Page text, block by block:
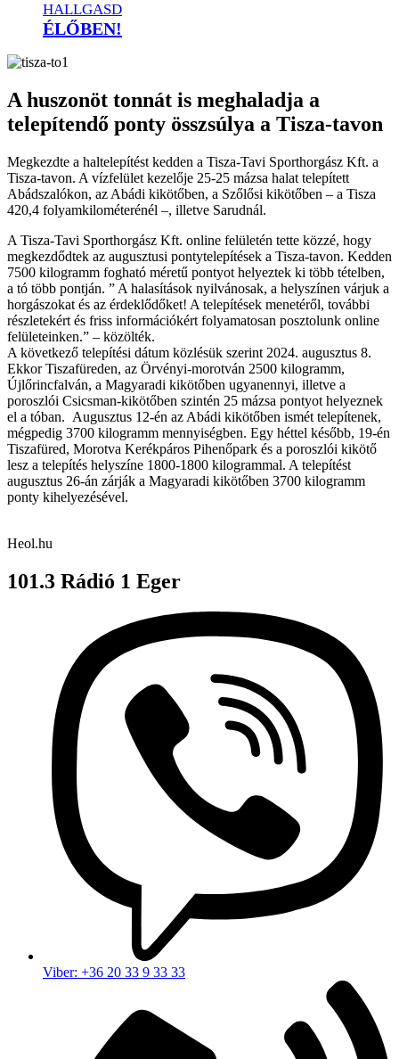
HALLGASD
ÉLŐBEN!
A huszonöt tonnát is meghaladja a
telepítendő ponty összsúlya a Tisza-tavon
Megkezdte a haltelepítést kedden a Tisza-Tavi Sporthorgász Kft. a
Tisza-tavon. A vízfelület kezelője 25-25 mázsa halat telepített
Abádszalókon, az Abádi kikötőben, a Szőlősi kikötőben – a Tisza
420,4 folyamkilométerénél –, illetve Sarudnál.
A Tisza-Tavi Sporthorgász Kft. online felületén tette közzé, hogy
megkezdődtek az augusztusi pontytelepítések a Tisza-tavon. Kedden
7500 kilogramm fogható méretű pontyot helyeztek ki több tételben,
a tó több pontján. ” A halasítások nyilvánosak, a helyszínen várjuk a
horgászokat és az érdeklődőket! A telepítések menetéről, további
részletekért és friss információkért folyamatosan posztolunk online
felületeinken.” – közölték.
A következő telepítési dátum közlésük szerint 2024. augusztus 8.
Ekkor Tiszafüreden, az Örvényi-morotván 2500 kilogramm,
Újlőrincfalván, a Magyaradi kikötőben ugyanennyi, illetve a
poroszlói Csicsman-kikötőben szintén 25 mázsa pontyot helyeznek
el a tóban. Augusztus 12-én az Abádi kikötőben ismét telepítenek,
mégpedig 3700 kilogramm mennyiségben. Egy héttel később, 19-én
Tiszafüred, Morotva Kerékpáros Pihenőpark és a poroszlói kikötő
lesz a telepítés helyszíne 1800-1800 kilogrammal. A telepítést
augusztus 26-án zárják a Magyaradi kikötőben 3700 kilogramm
ponty kihelyezésével.
Heol.hu
101.3 Rádió 1 Eger
Viber: +36 20 33 9 33 33